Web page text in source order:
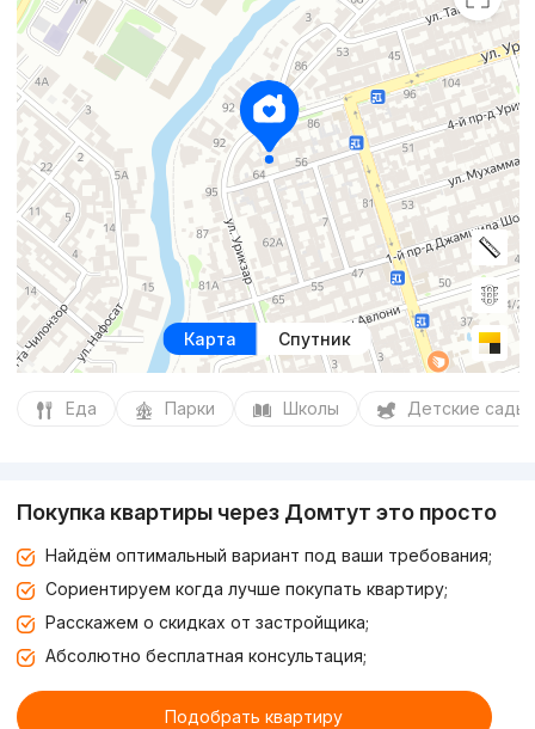
Карта Спутник
Еда Парки Школы Детские сады
Покупка квартиры через Домтут это просто
Найдём оптимальный вариант под ваши требования;
Сориентируем когда лучше покупать квартиру;
Расскажем о скидках от застройщика;
Абсолютно бесплатная консультация;
Подобрать квартиру